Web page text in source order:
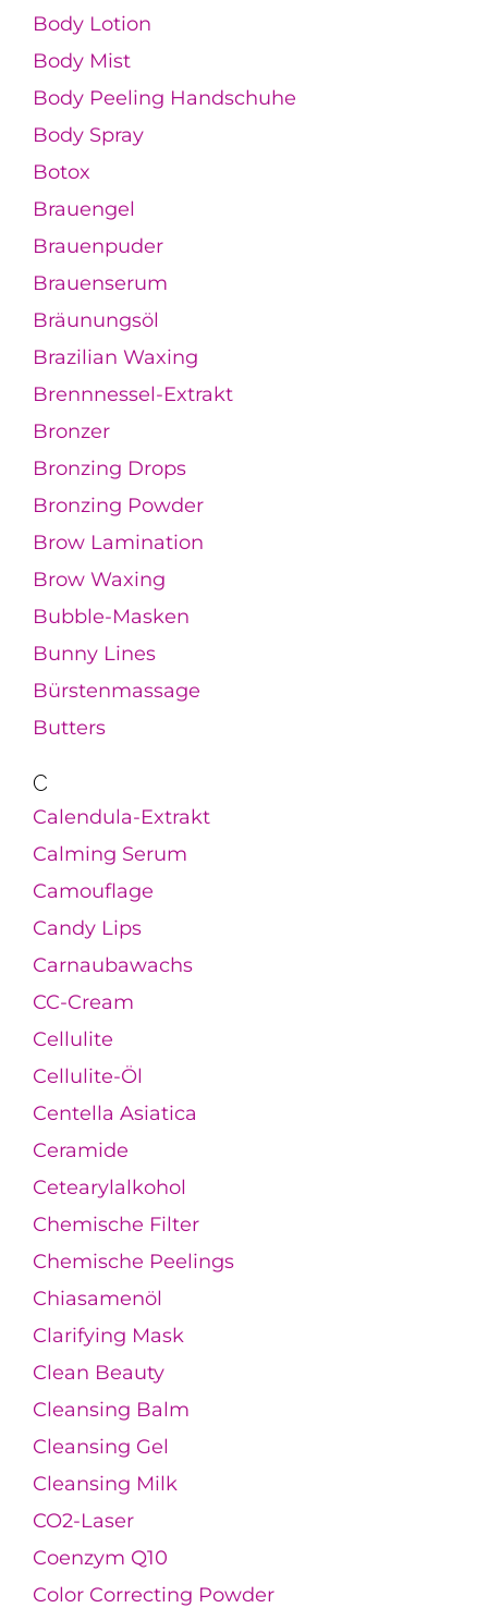
Body Lotion
Body Mist
Body Peeling Handschuhe
Body Spray
Botox
Brauengel
Brauenpuder
Brauenserum
Bräunungsöl
Brazilian Waxing
Brennnessel-Extrakt
Bronzer
Bronzing Drops
Bronzing Powder
Brow Lamination
Brow Waxing
Bubble-Masken
Bunny Lines
Bürstenmassage
Butters
C
Calendula-Extrakt
Calming Serum
Camouflage
Candy Lips
Carnaubawachs
CC-Cream
Cellulite
Cellulite-Öl
Centella Asiatica
Ceramide
Cetearylalkohol
Chemische Filter
Chemische Peelings
Chiasamenöl
Clarifying Mask
Clean Beauty
Cleansing Balm
Cleansing Gel
Cleansing Milk
CO2-Laser
Coenzym Q10
Color Correcting Powder